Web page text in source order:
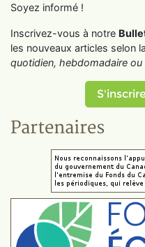
Soyez informé !
Inscrivez-vous à notre
les nouveaux articles selon
quotidien, hebdomadaire ou
Partenaires